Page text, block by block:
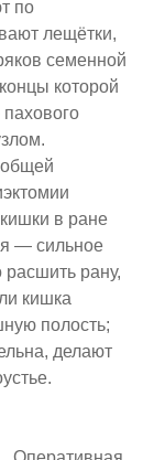
по
лещётки,
семенной
которой
общей
в ране
— сильное
рану,
кишка
полость;
делают